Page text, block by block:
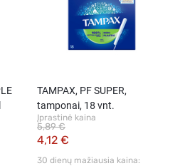
TAMPAX, PF SUPER,
tamponai, 18 vnt.
Įprastinė kaina
4,12 €
5,89 €
30 dienų mažiausia kaina: